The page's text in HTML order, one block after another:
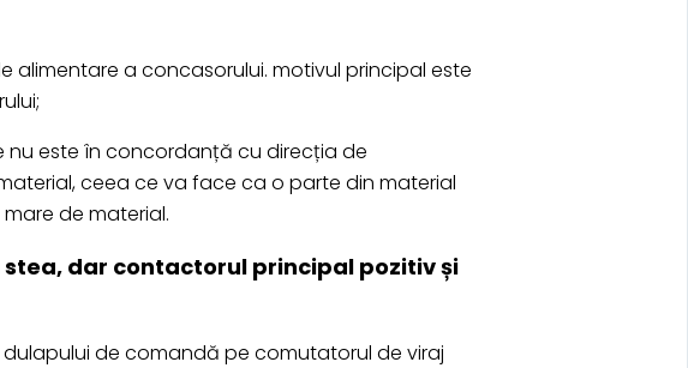
alimentare a concasorului. motivul principal este
nu este în concordanță cu direcția de
ceea ce va face ca o parte din material
de material.
dar contactorul principal pozitiv și
de comandă pe comutatorul de viraj